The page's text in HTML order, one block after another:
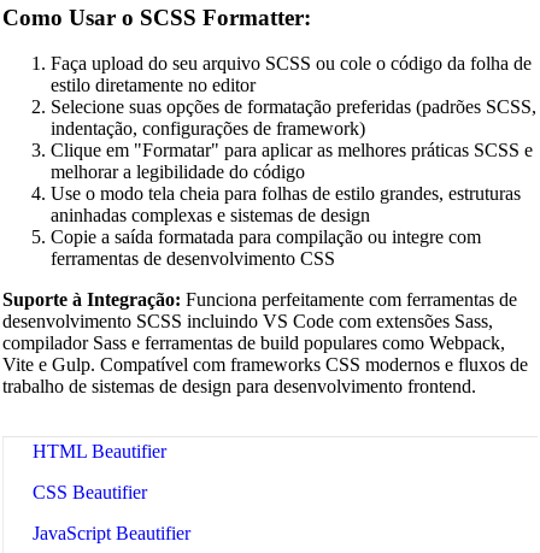
🔗Related Tools
📝Formatadores e Embelezadores de Código
HTML Beautifier
CSS Beautifier
JavaScript Beautifier
Como Usar o SCSS Formatter:
Faça upload do seu arquivo SCSS ou cole o código da folha de
estilo diretamente no editor
Selecione suas opções de formatação preferidas (padrões SCSS,
indentação, configurações de framework)
Clique em "Formatar" para aplicar as melhores práticas SCSS e
melhorar a legibilidade do código
Use o modo tela cheia para folhas de estilo grandes, estruturas
aninhadas complexas e sistemas de design
Copie a saída formatada para compilação ou integre com
ferramentas de desenvolvimento CSS
Suporte à Integração: Funciona perfeitamente com ferramentas de
desenvolvimento SCSS incluindo VS Code com extensões Sass,
compilador Sass e ferramentas de build populares como Webpack,
Vite e Gulp. Compatível com frameworks CSS modernos e fluxos de
trabalho de sistemas de design para desenvolvimento frontend.